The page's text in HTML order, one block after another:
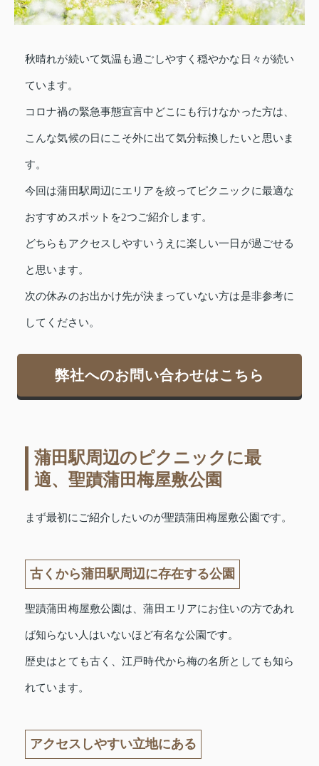
秋晴れが続いて気温も過ごしやすく穏やかな日々が続い
ています。
コロナ禍の緊急事態宣言中どこにも行けなかった方は、
こんな気候の日にこそ外に出て気分転換したいと思いま
す。
今回は蒲田駅周辺にエリアを絞ってピクニックに最適な
おすすめスポットを2つご紹介します。
どちらもアクセスしやすいうえに楽しい一日が過ごせる
と思います。
次の休みのお出かけ先が決まっていない方は是非参考に
してください。
弊社へのお問い合わせはこちら
蒲田駅周辺のピクニックに最
適、聖蹟蒲田梅屋敷公園
まず最初にご紹介したいのが聖蹟蒲田梅屋敷公園です。
古くから蒲田駅周辺に存在する公園
聖蹟蒲田梅屋敷公園は、蒲田エリアにお住いの方であれ
ば知らない人はいないほど有名な公園です。
歴史はとても古く、江戸時代から梅の名所としても知ら
れています。
アクセスしやすい立地にある